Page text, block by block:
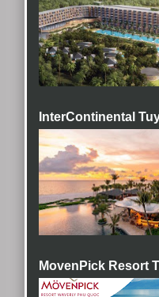
InterContinental
MovenPick Resort